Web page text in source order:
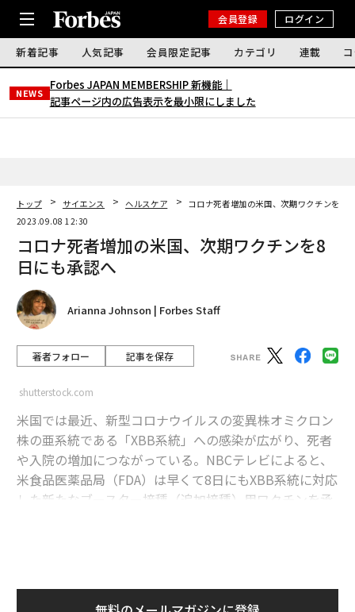
会員登録 ログイン
新着記事 人気記事 会員限定記事 カテゴリ 連載
NEWS
Forbes JAPAN MEMBERSHIP 新機能｜
記事ページ内の広告表示を最小限にしました
トップ サイエンス ヘルスケア
コロナ死者増加の米国、次期ワクチンを8
2023.09.08 12:30
コロナ死者増加の米国、次期ワクチンを8
日にも承認へ
Arianna Johnson | Forbes Staff
著者フォロー 記事を保存
shutterstock.com
米国では最近、新型コロナウイルスの変異株オミクロン
株の亜系統である「XBB系統」への感染が広がり、死者
や入院の増加につながっている。NBCテレビによると、
米食品医薬品局（FDA）は早くて8日にもXBB系統に対応
した新たなブースター接種（追加接種）用ワクチンを承
NBCは6日、複数の匿名情報筋の話として、8日の承認は